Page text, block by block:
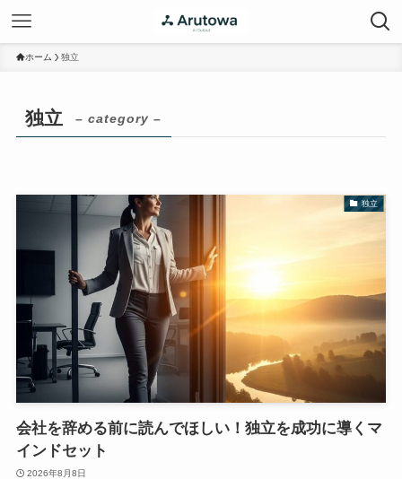
ホーム 独立
独立 – category –
独立
会社を辞める前に読んでほしい！独立を成功に導くマ
インドセット
2026年8月8日